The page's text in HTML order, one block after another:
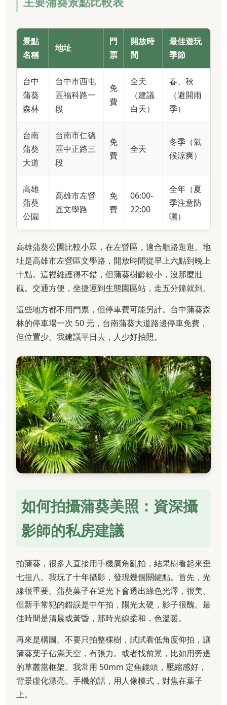
景點
名稱
地址
門
票
開放時
間
最佳遊玩
季節
台中
蒲葵
森林
台中市西屯
區福科路一
段
免
費
全天
（建議
白天）
春、秋
（避開雨
季）
台南
蒲葵
大道
台南市仁德
區中正路三
段
免
費
全天
冬季（氣
候涼爽）
高雄
蒲葵
公園
高雄市左營
區文學路
免
費
06:00-
22:00
全年（夏
季注意防
曬）
高雄蒲葵公園比較小眾，在左營區，適合順路逛逛。地
址是高雄市左營區文學路，開放時間從早上六點到晚上
十點。這裡維護得不錯，但蒲葵樹齡較小，沒那麼壯
觀。交通方便，坐捷運到生態園區站，走五分鐘就到。
這些地方都不用門票，但停車費可能另計。台中蒲葵森
林的停車場一次 50 元，台南蒲葵大道路邊停車免費，
但位置少。我建議平日去，人少好拍照。
如何拍攝蒲葵美照：資深攝
影師的私房建議
拍蒲葵，很多人直接用手機廣角亂拍，結果樹看起來歪
七扭八。我玩了十年攝影，發現幾個關鍵點。首先，光
線很重要。蒲葵葉子在逆光下會透出綠色光澤，很美。
但新手常犯的錯誤是中午拍，陽光太硬，影子很醜。最
佳時間是清晨或黃昏，那時光線柔和，色溫暖。
再來是構圖。不要只拍整棵樹，試試看低角度仰拍，讓
蒲葵葉子佔滿天空，有張力。或者找前景，比如用旁邊
的草叢當框架。我常用 50mm 定焦鏡頭，壓縮感好，
背景虛化漂亮。手機的話，用人像模式，對焦在葉子
上。